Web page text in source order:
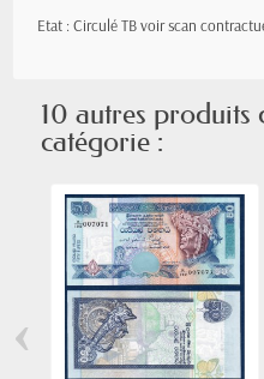
Etat : Circulé TB voir scan
10 autres produits
catégorie :
‹